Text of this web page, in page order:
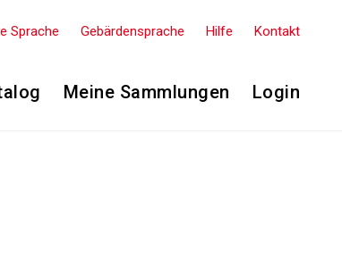
Sprache Gebärdensprache Hilfe Kontakt
Meine Sammlungen Login